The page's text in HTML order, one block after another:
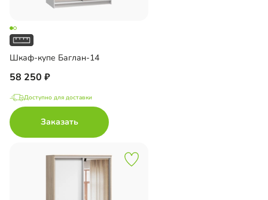
Шкаф-купе Баглан-14
58 250
Доступно для доставки
Заказать